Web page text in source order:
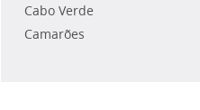
Cabo Verde
Camarões